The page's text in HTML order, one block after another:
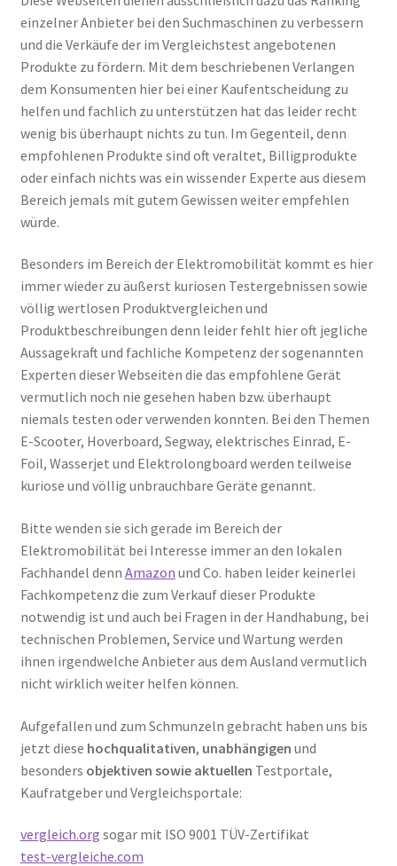
einzelner Anbieter bei den Suchmaschinen zu verbessern
und die Verkäufe der im Vergleichstest angebotenen
Produkte zu fördern. Mit dem beschriebenen Verlangen
dem Konsumenten hier bei einer Kaufentscheidung zu
helfen und fachlich zu unterstützen hat das leider recht
wenig bis überhaupt nichts zu tun. Im Gegenteil, denn
empfohlenen Produkte sind oft veraltet, Billigprodukte
oder einfach nichts was ein wissender Experte aus diesem
Bereich jemals mit gutem Gewissen weiter empfehlen
würde.
Besonders im Bereich der Elektromobilität kommt es hier
immer wieder zu äußerst kuriosen Testergebnissen sowie
völlig wertlosen Produktvergleichen und
Produktbeschreibungen denn leider fehlt hier oft jegliche
Aussagekraft und fachliche Kompetenz der sogenannten
Experten dieser Webseiten die das empfohlene Gerät
vermutlich noch nie gesehen haben bzw. überhaupt
niemals testen oder verwenden konnten. Bei den Themen
E-Scooter, Hoverboard, Segway, elektrisches Einrad, E-
Foil, Wasserjet und Elektrolongboard werden teilweise
kuriose und völlig unbrauchbare Geräte genannt.
Bitte wenden sie sich gerade im Bereich der
Elektromobilität bei Interesse immer an den lokalen
Fachhandel denn Amazon und Co. haben leider keinerlei
Fachkompetenz die zum Verkauf dieser Produkte
notwendig ist und auch bei Fragen in der Handhabung, bei
technischen Problemen, Service und Wartung werden
ihnen irgendwelche Anbieter aus dem Ausland vermutlich
nicht wirklich weiter helfen können.
Aufgefallen und zum Schmunzeln gebracht haben uns bis
jetzt diese hochqualitativen, unabhängigen und
besonders objektiven sowie aktuellen Testportale,
Kaufratgeber und Vergleichsportale:
vergleich.org sogar mit ISO 9001 TÜV-Zertifikat
test-vergleiche.com